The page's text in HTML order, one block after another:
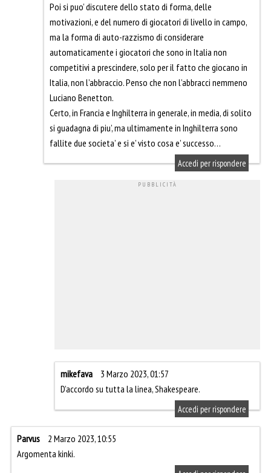
Poi si puo’ discutere dello stato di forma, delle
motivazioni, e del numero di giocatori di livello in campo,
ma la forma di auto-razzismo di considerare
automaticamente i giocatori che sono in Italia non
competitivi a prescindere, solo per il fatto che giocano in
Italia, non l’abbraccio. Penso che non l’abbracci nemmeno
Luciano Benetton.
Certo, in Francia e Inghilterra in generale, in media, di solito
si guadagna di piu’, ma ultimamente in Inghilterra sono
fallite due societa’ e si e’ visto cosa e’ successo…
Accedi per rispondere
mikefava
3 Marzo 2023, 01:57
D’accordo su tutta la linea, Shakespeare.
Accedi per rispondere
Parvus
2 Marzo 2023, 10:55
Argomenta kinki.